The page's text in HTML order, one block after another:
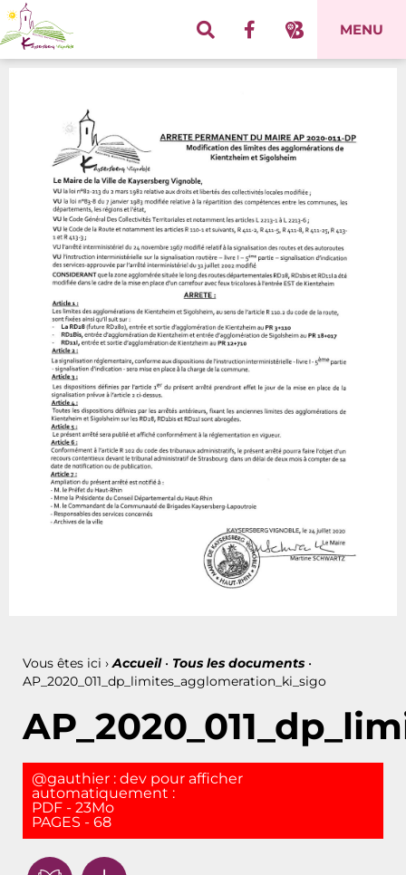
MENU
Vous êtes ici › Accueil• Tous les documents •
AP_2020_011_dp_limites_agglomeration_ki_sigo
@gauthier : dev pour afficher
automatiquement :
PDF - 23Mo
PAGES - 68
Panneau de gestion des cookies